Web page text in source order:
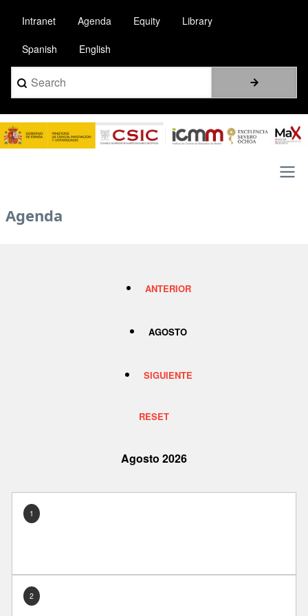
contenido
principal
Intranet Agenda Equity Library
Spanish English
Search
Image
navigation
Agenda
ANTERIOR
AGOSTO
SIGUIENTE
RESET
Agosto 2026
1
2